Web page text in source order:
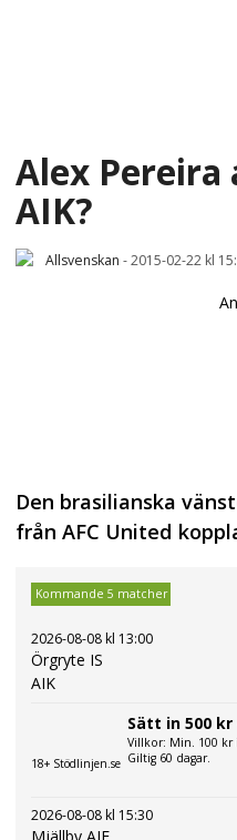
Alex
AIK?
Allsvenskan -2015-02-22 kl
Den brasilianska
från AFC United
Kommande 5 matcher
2026-08-08 kl 13:00
Örgryte IS
AIK
18+ Stödlinjen.se
Sätt in 500
Villkor: Min. 100 kr
Giltig 60 dagar.
2026-08-08 kl 15:30